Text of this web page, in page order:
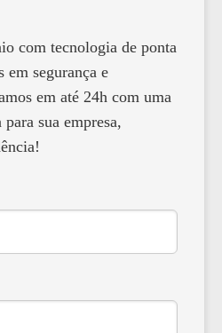
com tecnologia de ponta
em segurança e
em até 24h com uma
sua empresa,